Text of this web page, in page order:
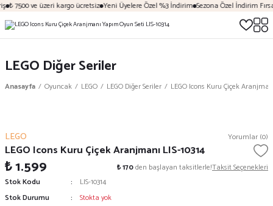
₺ 7500 ve üzeri kargo ücretsiz Yeni Üyelere Özel %3 İndirim Sezona Özel İndirim
LEGO Diğer Seriler
Anasayfa Oyuncak LEGO LEGO Diğer Seriler LEGO Icons Kuru Çiçek
LEGO Yorumlar (0)
LEGO Icons Kuru Çiçek Aranjmanı LIS-10314
₺ 1.599 ₺ 170den başlayan taksitlerle!Taksit Seçenekleri
Stok Kodu
LIS-10314
Stok Durumu
Stokta yok